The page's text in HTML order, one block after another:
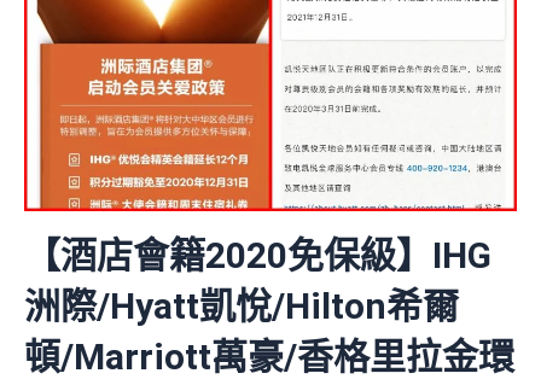
【酒店會籍2020免保級】IHG
洲際/Hyatt凱悅/Hilton希爾
頓/Marriott萬豪/香格里拉金環